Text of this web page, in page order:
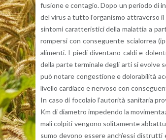
fu­sio­ne e con­ta­gio. Dopo un pe­rio­do di
del virus a tutto l’or­ga­ni­smo at­tra­ver­so
sin­to­mi ca­rat­te­ri­sti­ci della ma­lat­tia a
rom­per­si con con­se­guen­te scia­lor­rea
ali­men­ti. I piedi di­ven­ta­no caldi e
della parte ter­mi­na­le degli arti si evol­ve
può no­ta­re con­ge­stio­ne e do­lo­ra­bi­li­tà
li­vel­lo car­dia­co e ner­vo­so con
In caso di fo­co­la­io l’au­to­ri­tà sa­ni­ta­ria
Km di dia­me­tro im­pe­den­do la
ma­li col­pi­ti ven­go­no so­li­ta­men­te
su­mo de­vo­no es­se­re an­ch’es­si